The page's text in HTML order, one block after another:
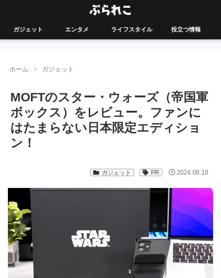
ガジェット エンタメ ライフスタイル 役立つ情報
ホーム ガジェット
MOFTのスター・ウォーズ（帝国軍
ボックス）をレビュー。ファンに
はたまらない日本限定エディショ
ン！
ガジェット PR 2024.08.18